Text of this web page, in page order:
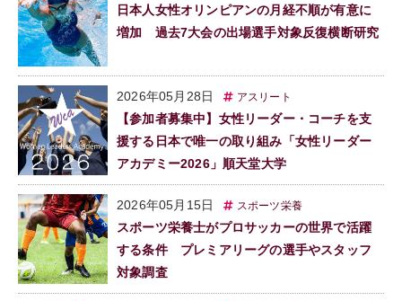
日本人女性オリンピアンの月経不順が有意に
増加 過去7大会の出場選手対象反復横断研究
2026年05月28日 アスリート
【参加者募集中】女性リーダー・コーチを支
援する日本で唯一の取り組み「女性リーダー
アカデミー2026」順天堂大学
2026年05月15日 スポーツ栄養
スポーツ栄養士がプロサッカーの世界で活躍
する条件 プレミアリーグの選手やスタッフ
対象調査